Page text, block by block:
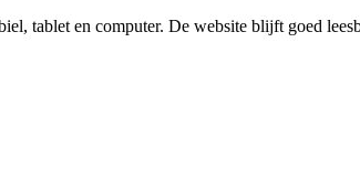
tablet en computer. De website blijft goed